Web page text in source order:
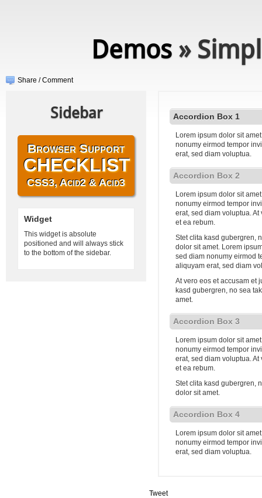
Demos»
Share / Comment
Accordion Box 1
Lorem ipsum dolor sit
nonumy eirmod tempor
erat, sed diam voluptua.
Accordion Box 2
Lorem ipsum dolor sit
nonumy eirmod tempor
erat, sed diam voluptua.
et ea rebum.
Stet clita kasd gubergren,
dolor sit amet. Lorem
sed diam nonumy eirmod
aliquyam erat, sed diam
At vero eos et accusam et
kasd gubergren, no sea
amet.
Accordion Box 3
Lorem ipsum dolor sit
nonumy eirmod tempor
erat, sed diam voluptua.
et ea rebum.
Stet clita kasd gubergren,
dolor sit amet.
Accordion Box 4
Lorem ipsum dolor sit
nonumy eirmod tempor
erat, sed diam voluptua.
Sidebar
Browser Support
CHECKLIST
CSS3, Acid2 & Acid3
Widget
This widget is absolute
positioned and will always stick
to the bottom of the sidebar.
Tweet